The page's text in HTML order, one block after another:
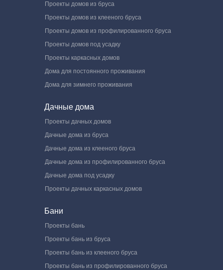
Проекты домов из бруса
Проекты домов из клееного бруса
Проекты домов из профилированного бруса
Проекты домов под усадку
Проекты каркасных домов
Дома для постоянного проживания
Дома для зимнего проживания
Дачные дома
Проекты дачных домов
Дачные дома из бруса
Дачные дома из клееного бруса
Дачные дома из профилированного бруса
Дачные дома под усадку
Проекты дачных каркасных домов
Бани
Проекты бань
Проекты бань из бруса
Проекты бань из клееного бруса
Проекты бань из профилированного бруса